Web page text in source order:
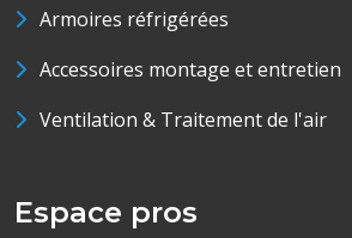
Armoires réfrigérées
Accessoires montage et entretien
Ventilation & Traitement de l'air
Espace pros